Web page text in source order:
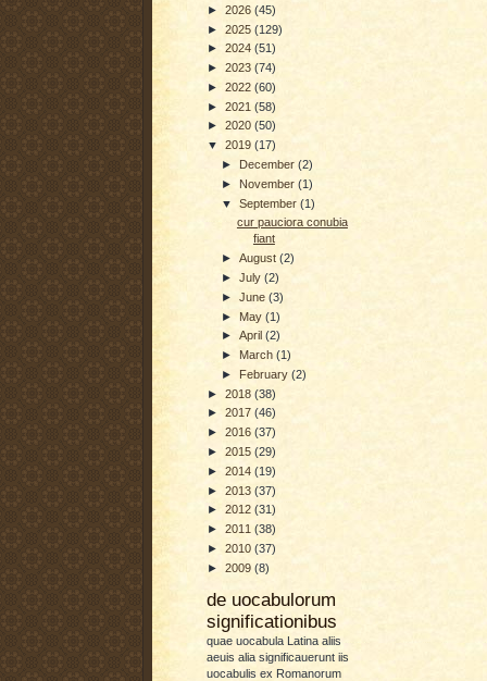
► 2026 (45)
► 2025 (129)
► 2024 (51)
► 2023 (74)
► 2022 (60)
► 2021 (58)
► 2020 (50)
▼ 2019 (17)
► December(2)
► November(1)
▼September(1)
cur pauciora conubia
fiant
►August(2)
►July(2)
►June(3)
► May(1)
►April(2)
► March(1)
► February(2)
► 2018 (38)
► 2017 (46)
► 2016 (37)
► 2015 (29)
► 2014 (19)
► 2013 (37)
► 2012 (31)
► 2011 (38)
► 2010 (37)
► 2009 (8)
de uocabulorum
significationibus
quae uocabula Latina aliis
aeuis alia significauerunt iis
uocabulis ex Romanorum